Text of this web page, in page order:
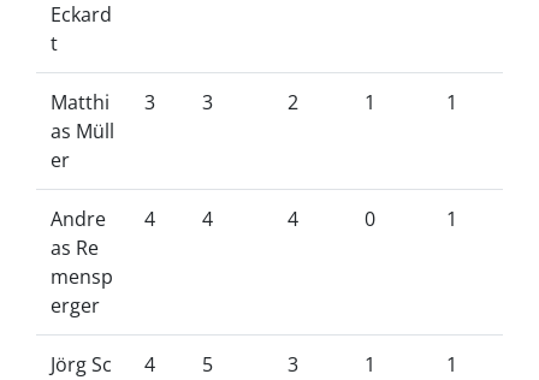
Eckard
t
Matthi
as Müll
er
3 3 2 1 1
Andre
as Re
mensp
erger
4 4 4 0 1
Jörg Sc
4 5 3 1 1